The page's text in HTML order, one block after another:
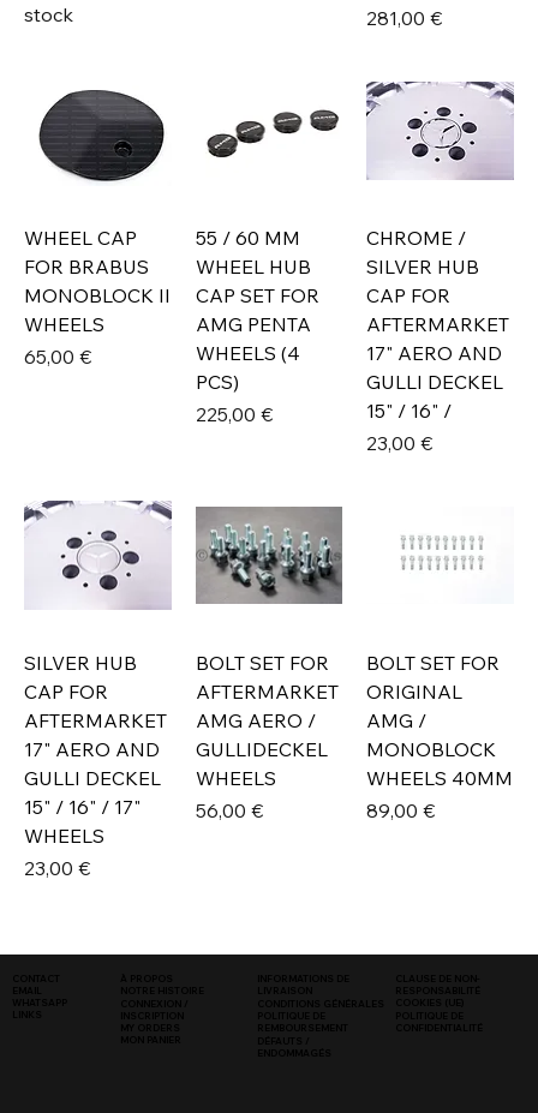
stock
Prix
281,00 €
WHEEL CAP
FOR BRABUS
MONOBLOCK II
WHEELS
Prix
65,00 €
55 / 60 MM
WHEEL HUB
CAP SET FOR
AMG PENTA
WHEELS (4
PCS)
Prix
225,00 €
CHROME /
SILVER HUB
CAP FOR
AFTERMARKET
17" AERO AND
GULLI DECKEL
15" / 16" /
Prix
23,00 €
SILVER HUB
CAP FOR
AFTERMARKET
17" AERO AND
GULLI DECKEL
15" / 16" / 17"
WHEELS
Prix
23,00 €
BOLT SET FOR
AFTERMARKET
AMG AERO /
GULLIDECKEL
WHEELS
Prix
56,00 €
BOLT SET FOR
ORIGINAL
AMG /
MONOBLOCK
WHEELS 40MM
Prix
89,00 €